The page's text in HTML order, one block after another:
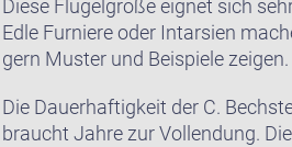
Diese Flügelgröße eignet sich
Edle Furniere oder Intarsien
gern Muster und Beispiele zeigen.
Die Dauerhaftigkeit der C.
braucht Jahre zur Vollendung.